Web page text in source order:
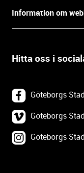
Press
Öppettider
Backa Teater
Lediga tjänster
Information om
Villkor och integritet
Om webbplatsen
Webbplatskarta
Hitta oss i
Göteborgs
Göteborgs
Göteborgs